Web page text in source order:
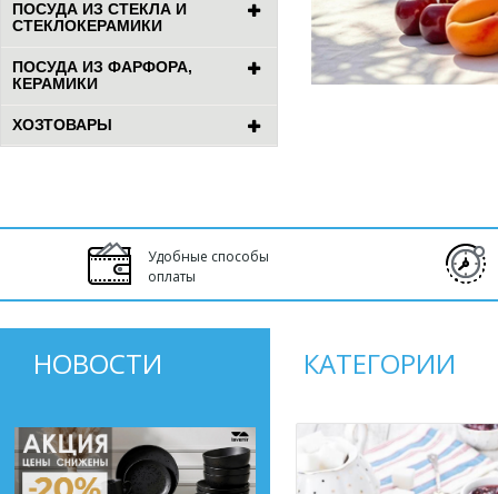
ПОСУДА ИЗ СТЕКЛА И
СТЕКЛОКЕРАМИКИ
ПОСУДА ИЗ ФАРФОРА,
КЕРАМИКИ
ХОЗТОВАРЫ
Удобные способы
оплаты
НОВОСТИ КАТЕГОРИИ